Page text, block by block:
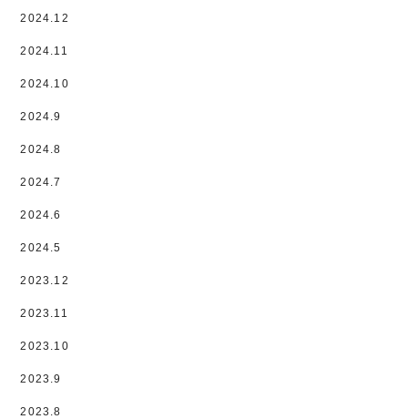
2024.12
2024.11
2024.10
2024.9
2024.8
2024.7
2024.6
2024.5
2023.12
2023.11
2023.10
2023.9
2023.8